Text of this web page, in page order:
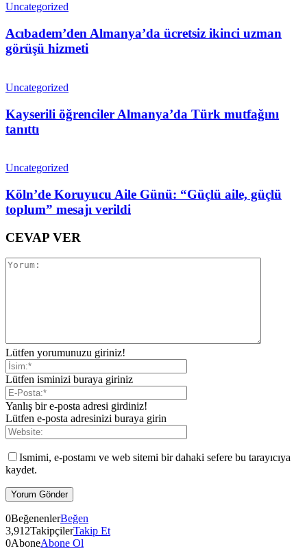
Uncategorized
Acıbadem’den Almanya’da ücretsiz ikinci uzman
görüşü hizmeti
Uncategorized
Kayserili öğrenciler Almanya’da Türk mutfağını
tanıttı
Uncategorized
Köln’de Koruyucu Aile Günü: “Güçlü aile, güçlü
toplum” mesajı verildi
CEVAP VER
Lütfen yorumunuzu giriniz!
Lütfen isminizi buraya giriniz
Yanlış bir e-posta adresi girdiniz!
Lütfen e-posta adresinizi buraya girin
Ismimi, e-postamı ve web sitemi bir dahaki sefere bu tarayıcıya
kaydet.
0BeğenenlerBeğen
3,912TakipçilerTakip Et
0AboneAbone Ol